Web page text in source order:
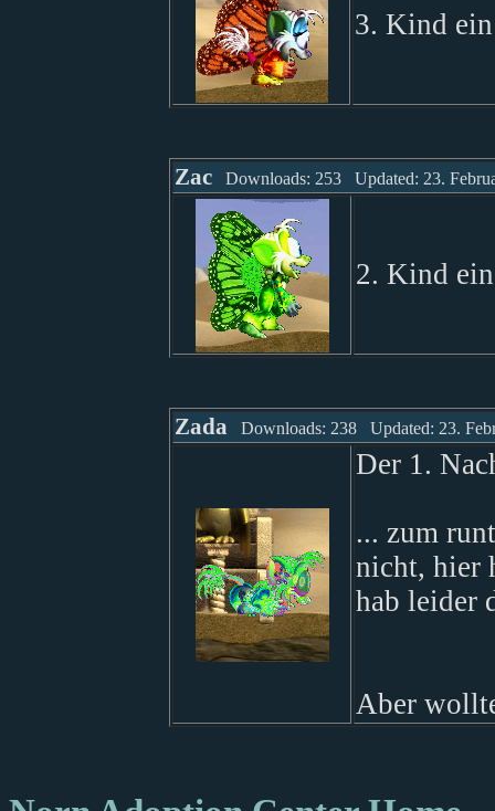
3. Kind
Zac Downloads: 253 Updated: 23.
2. Kind ein
Zada Downloads: 238 Updated: 23.
Der 1.
... zum
nicht, hier
hab leider
Aber